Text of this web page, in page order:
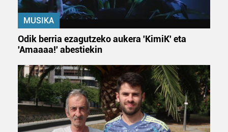
MUSIKA
Odik berria ezagutzeko aukera 'KimiK' eta
'Amaaaa!' abestiekin